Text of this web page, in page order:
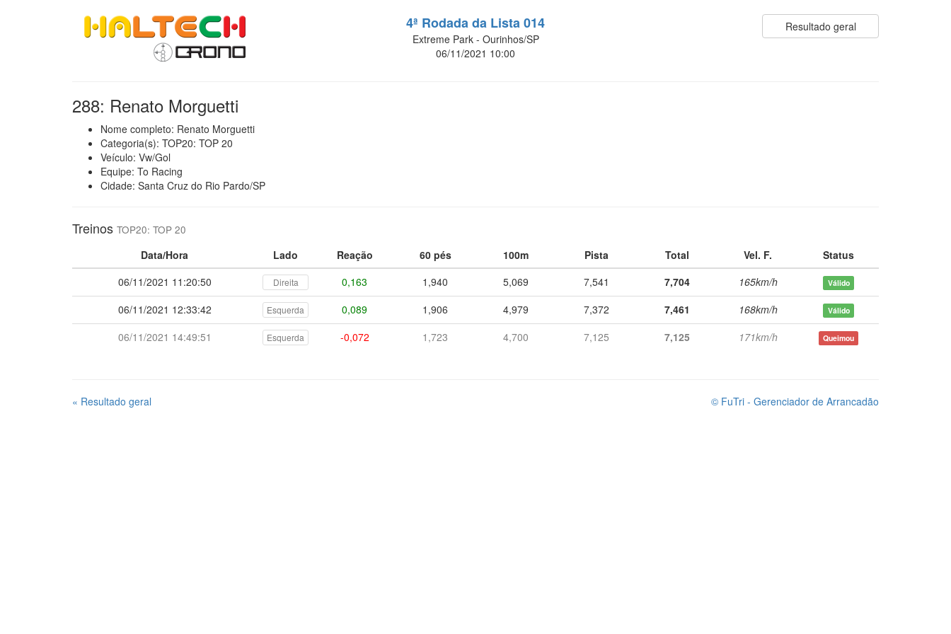
4ª Rodada da Lista 014
Extreme Park - Ourinhos/SP
06/11/2021 10:00
Resultado geral
288: Renato Morguetti
Nome completo: Renato Morguetti
Categoria(s): TOP20: TOP 20
Veículo: Vw/Gol
Equipe: To Racing
Cidade: Santa Cruz do Rio Pardo/SP
Treinos TOP20: TOP 20
Data/Hora Lado Reação 60 pés 100m Pista Total Vel. F.
Status
06/11/2021 11:20:50
Direita 0,163 1,940 5,069 7,541 7,704 165km/h Válido
06/11/2021 12:33:42 Esquerda 0,089 1,906 4,979 7,372 7,461 168km/h Válido
06/11/2021 14:49:51 Esquerda -0,072 1,723 4,700 7,125 7,125 171km/h Queimou
« Resultado geral © FuTri - Gerenciador de Arrancadão